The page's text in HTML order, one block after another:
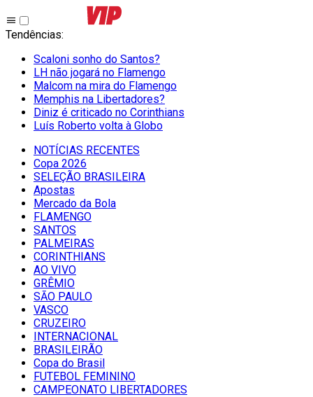
Tendências:
Scaloni sonho do Santos?
LH não jogará no Flamengo
Malcom na mira do Flamengo
Memphis na Libertadores?
Diniz é criticado no Corinthians
Luís Roberto volta à Globo
NOTÍCIAS RECENTES
Copa 2026
SELEÇÃO BRASILEIRA
Apostas
Mercado da Bola
FLAMENGO
SANTOS
PALMEIRAS
CORINTHIANS
AO VIVO
GRÊMIO
SĀO PAULO
VASCO
CRUZEIRO
INTERNACIONAL
BRASILEIRÃO
Copa do Brasil
FUTEBOL FEMININO
CAMPEONATO LIBERTADORES